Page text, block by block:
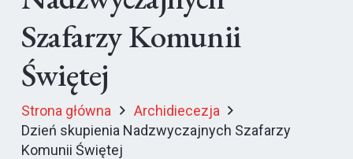
Szafarzy Komunii
Świętej
Strona główna
Archidiecezja
Dzień skupienia Nadzwyczajnych Szafarzy
Komunii Świętej